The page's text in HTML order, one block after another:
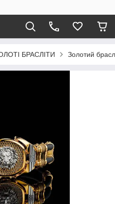
БРАСЛІТИ Золотий